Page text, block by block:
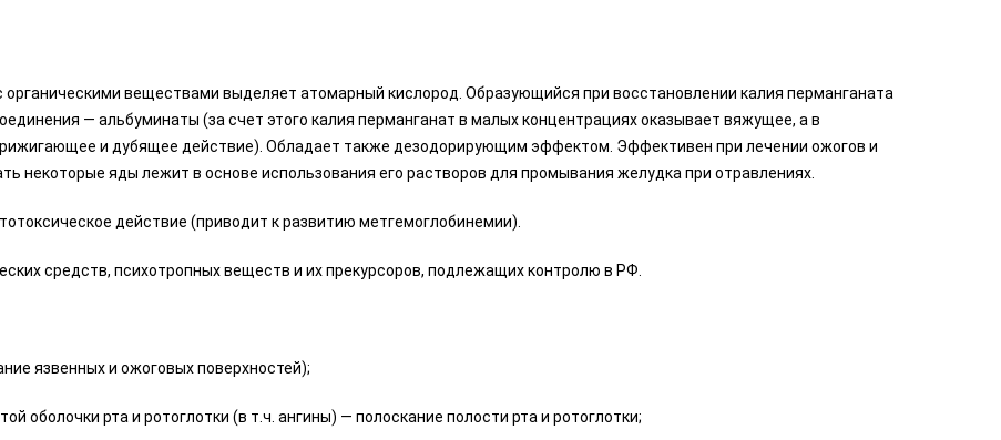
органическими веществами выделяет атомарный кислород. Образующийся при восстановлении калия перманганата
— альбуминаты (за счет этого калия перманганат в малых концентрациях оказывает вяжущее, а в
и дубящее действие). Обладает также дезодорирующим эффектом. Эффективен при лечении ожогов и
некоторые яды лежит в основе использования его растворов для промывания желудка при отравлениях.
действие (приводит к развитию метгемоглобинемии).
средств, психотропных веществ и их прекурсоров, подлежащих контролю в РФ.
язвенных и ожоговых поверхностей);
оболочки рта и ротоглотки (в т.ч. ангины) — полоскание полости рта и ротоглотки;